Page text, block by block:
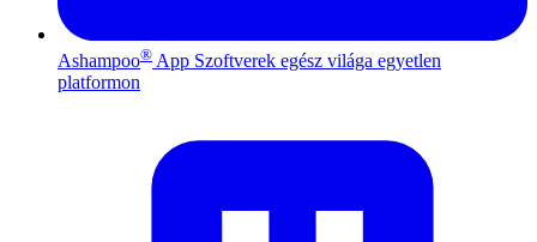
Ashampoo® App Szoftverek egész világa egyetlen
platformon